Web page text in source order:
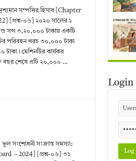
সম্পত্তির হিসাব [Chapter
[প্রশ্ন-০৬] ২০২০ সালের ১
সন্স ৩,২০,০০০ টাকায় একটি
পরিবহন খরচ ৩০,০০০ টাকা
টাকা। মেশিনটির কার্যকর
বছর শেষে এটি ২০,০০০ …
সংশোধনী সংক্রান্ত সমস্যা:
– 2024] [প্রশ্ন-০৬] ৩১
Login